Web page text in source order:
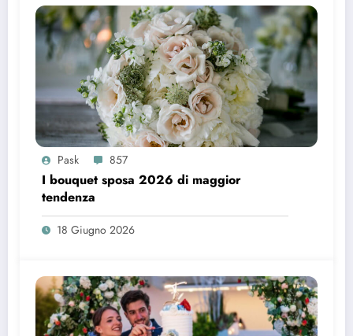
Pask 857
I bouquet sposa 2026 di maggior
tendenza
18 Giugno 2026